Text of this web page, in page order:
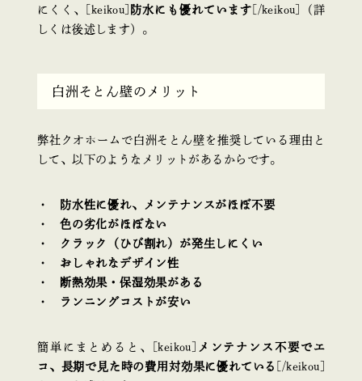
にくく、[keikou]
防水にも優れています [/keikou]（詳
しくは後述します）。
白洲そとん壁のメリット
弊社クオホームで白洲そとん壁を推奨している理由と
して、以下のようなメリットがあるからです。
防水性に優れ、メンテナンスがほぼ不要
色の劣化がほぼない
クラック（ひび割れ）が発生しにくい
おしゃれなデザイン性
断熱効果・保湿効果がある
ランニングコストが安い
簡単にまとめると、[keikou]
メンテナンス不要でエ
コ、長期で見た時の費用対効果に優れている
[/keikou]